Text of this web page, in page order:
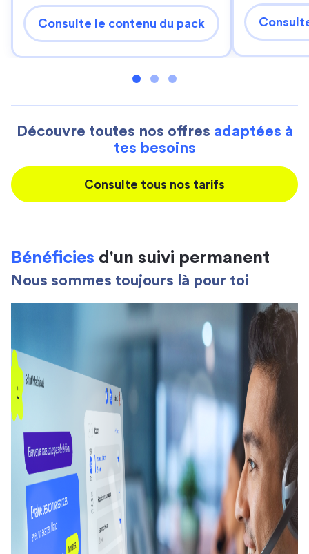
Consulte le contenu du pack
Découvre toutes nos offres adaptées à
tes besoins
Consulte tous nos tarifs
Bénéficies d'un suivi permanent
Nous sommes toujours là pour toi